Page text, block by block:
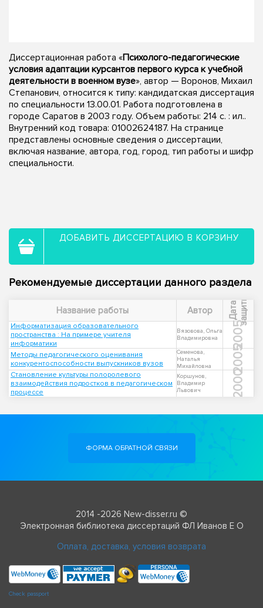
Диссертационная работа «Психолого-педагогические
условия адаптации курсантов первого курса к учебной
деятельности в военном вузе», автор — Воронов, Михаил
Степанович, относится к типу: кандидатская диссертация
по специальности 13.00.01. Работа подготовлена в
городе Саратов в 2003 году. Объем работы: 214 с. : ил..
Внутренний код товара: 01002624187. На странице
представлены основные сведения о диссертации,
включая название, автора, год, город, тип работы и шифр
специальности.
ДОБАВИТЬ ДИССЕРТАЦИЮ В КОРЗИНУ
Рекомендуемые диссертации данного раздела
Название работы Автор Д
а
т
а
з
а
щ
и
т ы
Информатизация образовательного
пространства : На примере учителя
информатики
Вязовова, Ольга
Владимировна
2005
Методы педагогического оценивания
конкурентоспособности выпускников вузов
Семенова,
Наталья
Михайловна
2005
Становление культуры полоролевого
взаимодействия подростков в педагогическом
процессе
Коршунов,
Владимир
Львович
2000
ФОРМА ОБРАТНОЙ СВЯЗИ
2014 -2026 New-disser.ru ©
Электронная библиотека диссертаций ФЛ Иванов Е О
Оплата, доставка, условия возврата
Check passport